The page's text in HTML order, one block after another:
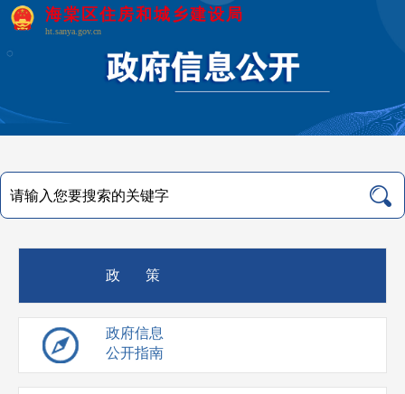
海棠区住房和城乡建设局
ht.sanya.gov.cn
政 策
政府信息
公开指南